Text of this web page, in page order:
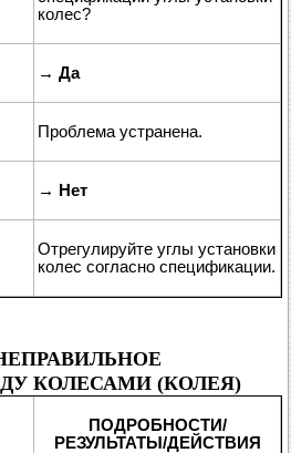
колес?
→ Да
Проблема устранена.
→ Нет
Отрегулируйте углы установки
колес согласно спецификации.
НЕПРАВИЛЬНОЕ
КОЛЕСАМИ (КОЛЕЯ)
ПОДРОБНОСТИ/
РЕЗУЛЬТАТЫ/ДЕЙСТВИЯ